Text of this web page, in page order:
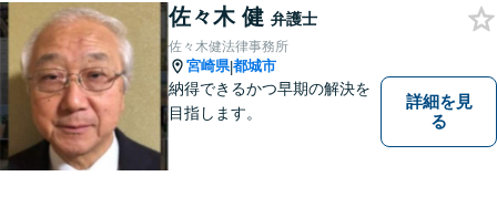
佐々木 健 弁護士
佐々木健法律事務所
宮崎県|都城市
納得できるかつ早期の解決を
目指します。
詳細を見
る